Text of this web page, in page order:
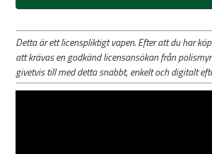
Detta är ett licenspliktigt vapen. Efter att du har
att krävas en godkänd licensansökan från
givetvis till med detta snabbt, enkelt och digitalt